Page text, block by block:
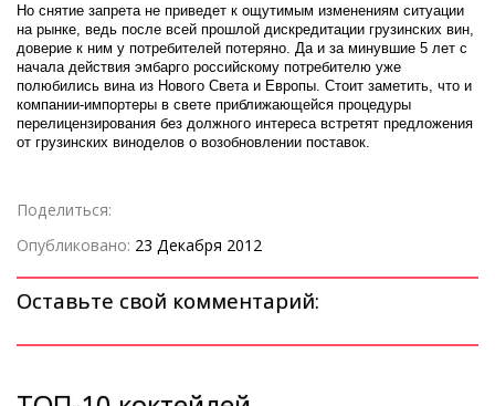
Но снятие запрета не приведет к ощутимым изменениям ситуации
на рынке, ведь после всей прошлой дискредитации грузинских вин,
доверие к ним у потребителей потеряно. Да и за минувшие 5 лет с
начала действия эмбарго российскому потребителю уже
полюбились вина из Нового Света и Европы. Стоит заметить, что и
компании-импортеры в свете приближающейся процедуры
перелицензирования без должного интереса встретят предложения
от грузинских виноделов о возобновлении поставок.
Поделиться:
Опубликовано: 23 Декабря 2012
Оставьте свой комментарий: